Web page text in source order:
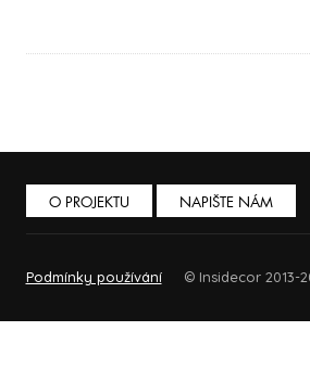
O PROJEKTU NAPIŠTE NÁM
Podmínky používání © Insidecor 2013-